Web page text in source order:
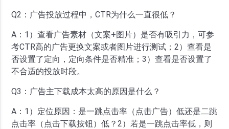
Q2：广告投放过程中，CTR为什么一直很低？
A：1）查看广告素材（文案+图片）是否有吸引力，可参
考CTR高的广告更换文案或者图片进行测试；2）查看是
否设置了定向，定向条件是否精准；3）查看是否设置了
不合适的投放时段。
Q3：广告主下载成本太高的原因是什么？
A：1）定位原因：是一跳点击率（点击广告）低还是二跳
点击率（点击下载按钮）低？2）若是一跳点击率低，则